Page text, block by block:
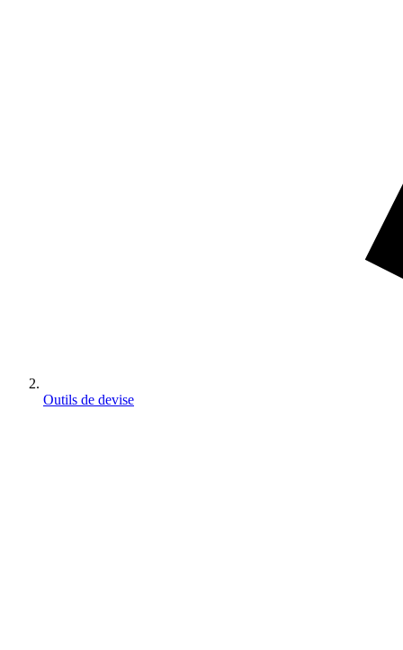
Outils de devise